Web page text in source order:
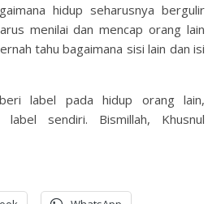
hidup seharusnya bergulir
menilai dan mencap orang lain
tahu bagaimana sisi lain dan isi
label pada hidup orang lain,
sendiri. Bismillah, Khusnul